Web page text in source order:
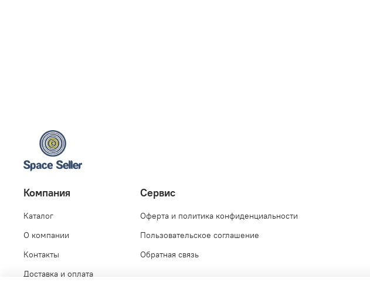
Компания
Каталог
О компании
Контакты
Доставка и оплата
Сервис
Оферта и политика конфиденциальности
Пользовательское соглашение
Обратная связь